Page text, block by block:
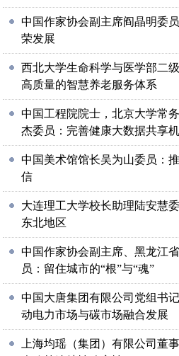
中国作家协会副主席阎晶明委
荣发展
西北大学生命科学与医学部二
高质量的智慧养老服务体系
中国工程院院士，北京大学常
杰委员：完善健康大数据共享
中国美术馆馆长吴为山委员：
信
大连理工大学校长助理陆安慧
东北地区
中国作家协会副主席、黑龙江
员：留住城市的“根”与“魂”
中国大唐集团有限公司党组书
动电力市场与碳市场融合发展
上海均瑶（集团）有限公司董